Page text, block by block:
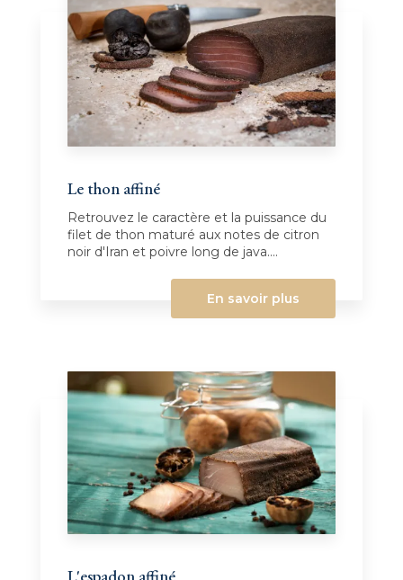
Le thon affiné
Retrouvez le caractère et la puissance du
filet de thon maturé aux notes de citron
noir d'Iran et poivre long de java....
En savoir plus